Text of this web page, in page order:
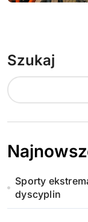
Szukaj
Sporty
dyscyplin